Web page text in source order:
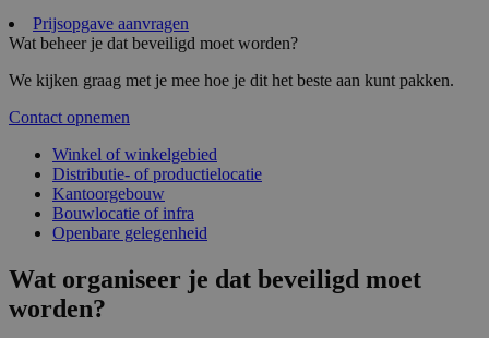
Prijsopgave aanvragen
Wat beheer je dat beveiligd moet worden?
We kijken graag met je mee hoe je dit het beste aan kunt pakken.
Contact opnemen
Winkel of winkelgebied
Distributie- of productielocatie
Kantoorgebouw
Bouwlocatie of infra
Openbare gelegenheid
Wat organiseer je dat beveiligd moet
worden?